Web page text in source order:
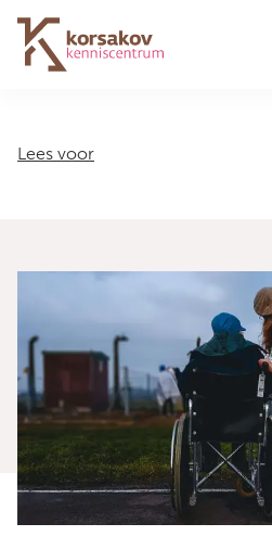
Navigation
Lees voor